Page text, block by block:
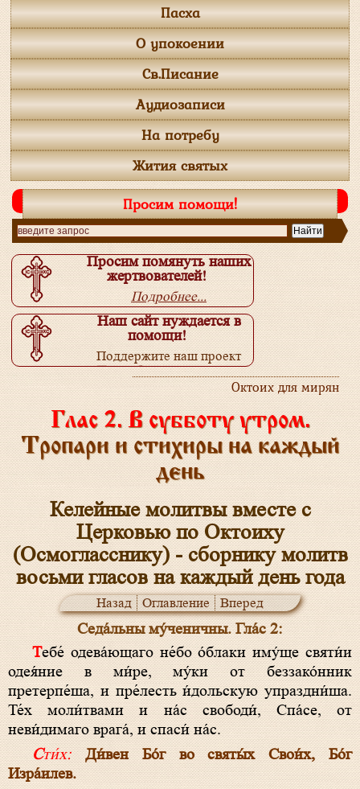
Пасха
О упокоении
Св.Писание
Аудиозаписи
На потребу
Жития святых
Просим помощи!
Просим помянуть наших
жертвователей!
Подробнее...
Наш сайт нуждается в
помощи!
Поддержите наш проект
Подробнее...
Октоих для мирян
Глас 2. В субботу утром.
Тропари и стихиры на каждый
день
Келейные молитвы вместе с
Церковью по Октоиху
(Осмогласснику) - сборнику молитв
восьми гласов на каждый день года
Назад Оглавление Вперед
Седа́льны му́ченичны. Гла́с 2:
Тебе́ одева́ющаго не́бо о́блаки иму́ще святи́и
одея́ние в ми́ре, му́ки от беззако́нник
претерпе́ша, и пре́лесть и́дольскую упраздни́ша.
Те́х моли́твами и на́с свободи́, Спа́се, от
неви́димаго врага́, и спаси́ на́с.
Сти́х:
Ди́вен Бо́г во святы́х Свои́х, Бо́г
Изра́илев.